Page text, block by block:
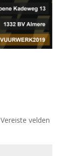
Vereiste velden